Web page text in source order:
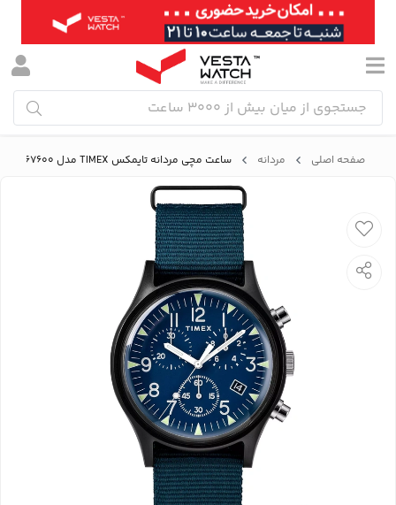
صفحه اصلی مردانه ساعت مچی مردانه تایمکس TIMEX مدل TW2R67600